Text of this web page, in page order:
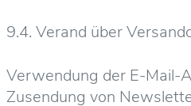
9.4. Verand über
Verwendung der E-Mail-
Zusendung von